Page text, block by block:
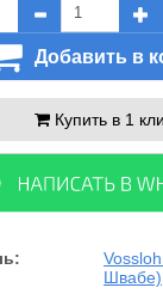
Добавить в
Купить в 1
Швабе)